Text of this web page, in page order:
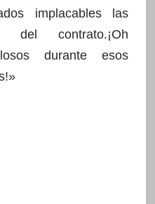
implacables las
del contrato.¡Oh
durante esos